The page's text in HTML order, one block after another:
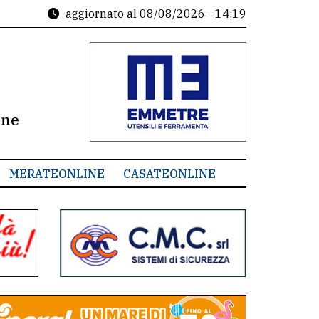
aggiornato al 08/08/2026 - 14:19
MERATEONLINE CASATEONLINE